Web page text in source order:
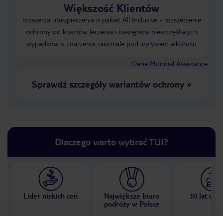
Większość Klientów
rozszerza ubezpieczenia o pakiet All Inclusive - rozszerzenie
ochrony od kosztów leczenia i następstw nieszczęśliwych
wypadków o zdarzenia zaistniałe pod wpływem alkoholu
Dane Mondial Assistance
Sprawdź szczegóły wariantów ochrony»
Dlaczego warto wybrać TUI?
Lider niskich cen
Największe biuro
podróży w Polsce
30 lat w